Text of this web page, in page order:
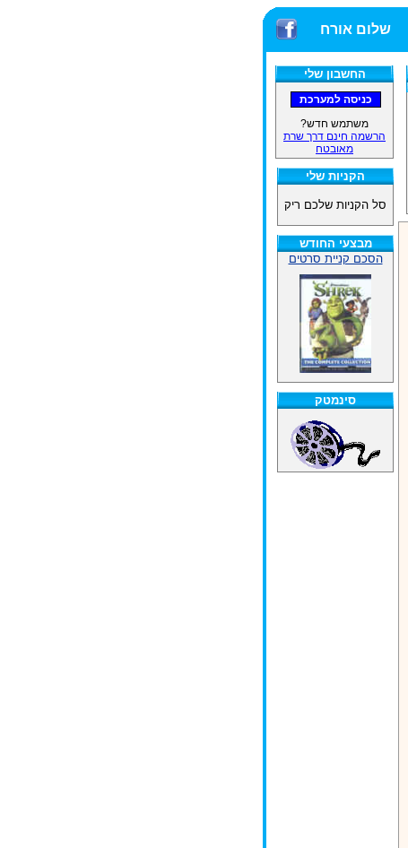
שלום אורח
החשבון שלי
משתמש חדש?
הרשמה חינם דרך שרת
מאובטח
הקניות שלי
סל הקניות שלכם ריק
מבצעי החודש
הסכם קניית סרטים
סינמטק